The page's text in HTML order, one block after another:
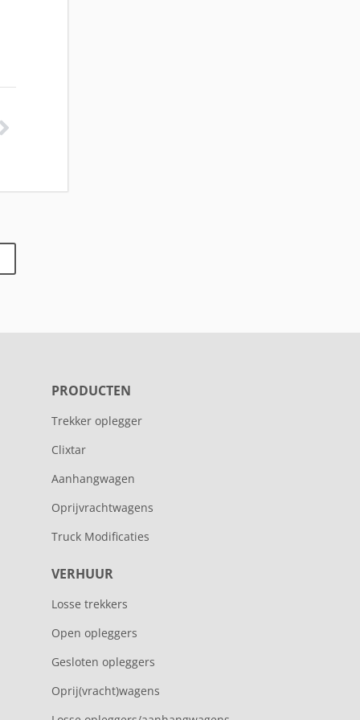
PRODUCTEN
Trekker oplegger
Clixtar
Aanhangwagen
Oprijvrachtwagens
Truck Modificaties
VERHUUR
Losse trekkers
Open opleggers
Gesloten opleggers
Oprij(vracht)wagens